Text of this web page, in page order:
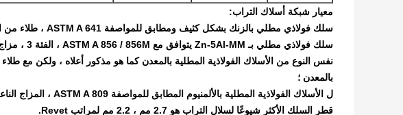
معيار شبكة أسلاك التراب:
سلك فولاذي مطلي بالزنك بشكل كثيف ومطابق للمواصفة ASTM A 641 ، طلاء من الفئة 3 ، مزاج ناعم ؛
سلك فولاذي مطلي بـ Zn-5Al-MM يتوافق مع ASTM A 856 / 856M ، الفئة 3 ، مزاج ناعم ؛
بالمعدن ؛
ل الأسلاك الفولاذية المطلية بالألمنيوم المطابق للمواصفة ASTM A 809 ، المزاج الناعم ؛
قطر السلك الأكثر شيوعًا لسلال التراب هو 2.7 مم ، 2.2 مم لمراتب Revet.